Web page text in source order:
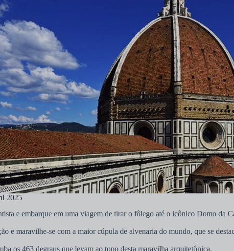
2025
e embarque em uma viagem de tirar o fôlego até o icônico Domo
e maravilhe-se com a maior cúpula de alvenaria do mundo, que se
os 463 degraus que levam ao topo desta maravilha arquitetônica.